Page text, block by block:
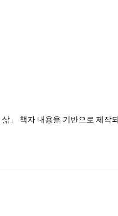
」 책자 내용을 기반으로 제작